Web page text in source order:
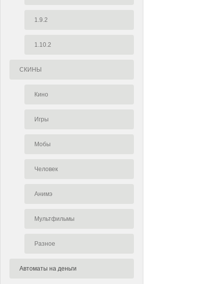
1.9.2
1.10.2
СКИНЫ
Кино
Игры
Мобы
Человек
Анимэ
Мультфильмы
Разное
Автоматы на деньги